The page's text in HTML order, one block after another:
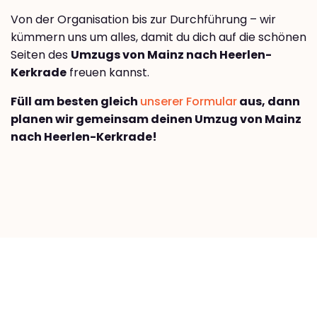
Von der Organisation bis zur Durchführung – wir
kümmern uns um alles, damit du dich auf die schönen
Seiten des Umzugs von Mainz nach Heerlen-
Kerkrade freuen kannst.
Füll am besten gleich unserer Formularaus, dann
planen wir gemeinsam deinen Umzug von Mainz
nach Heerlen-Kerkrade!